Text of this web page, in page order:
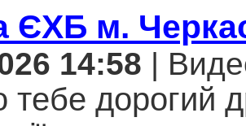
ЄХБ м.
14:58 |
тебе дорогий